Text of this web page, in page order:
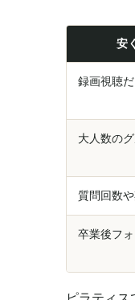
安
録画視聴
大人数の
質問回数
卒業後フ